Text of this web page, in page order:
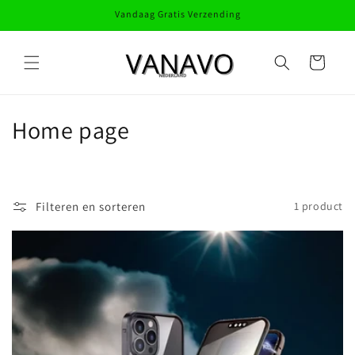
content
Vandaag Gratis Verzending
Winkelwagen
C
e
c
t
i
Home page
Filteren en sorteren 1 product